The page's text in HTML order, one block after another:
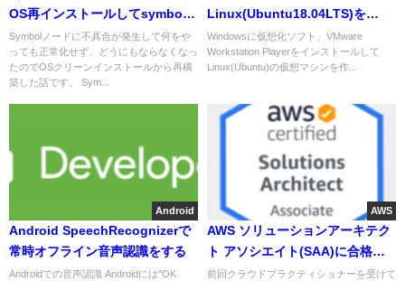
OS再インストールしてsymbol-
bootstrapを再構築した
Symbolノードに不具合が発生して何をや
っても正常化せず、どうにもならなくなっ
たのでOSクリーンインストールから再構
築した話です。 Sym...
Linux(Ubuntu18.04LTS)を
VMwareで仮想化して動かす
Windowsに仮想化ソフト、VMware
Workstation Playerをインストールして
Linux(Ubuntu)の仮想マシンを作...
Android
Android SpeechRecognizerで
常時オフライン音声認識をする
Androidでの音声認識 Androidには"OK
AWS
AWS ソリューションアーキテク
ト アソシエイト(SAA)に合格し
たが、なめてはいけない
前回クラウドプラクティショナーを受けて